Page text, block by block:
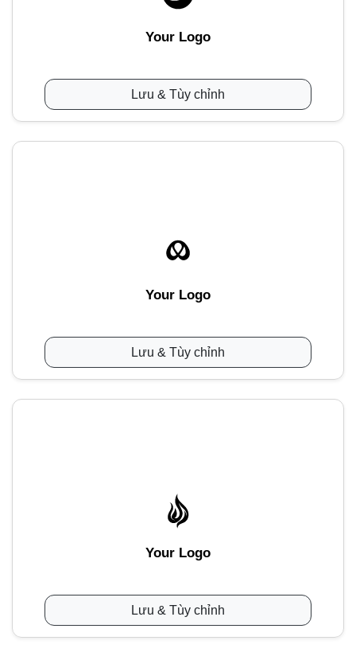
Your Logo
Lưu & Tùy chỉnh
Your Logo
Lưu & Tùy chỉnh
Your Logo
Lưu & Tùy chỉnh